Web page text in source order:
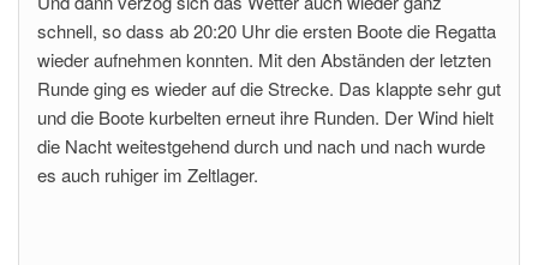
schnell, so dass ab 20:20 Uhr die ersten Boote die Regatta
wieder aufnehmen konnten. Mit den Abständen der letzten
Runde ging es wieder auf die Strecke. Das klappte sehr gut
und die Boote kurbelten erneut ihre Runden. Der Wind hielt
die Nacht weitestgehend durch und nach und nach wurde
es auch ruhiger im Zeltlager.